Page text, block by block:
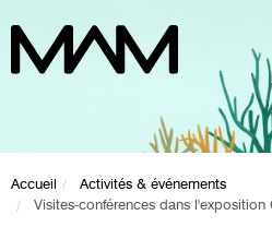
Accueil
Activités & événements
Visites-conférences dans